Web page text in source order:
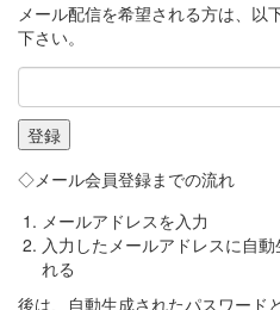
メール配信を希望される方は、以
下さい。
◇メール会員登録までの流れ
メールアドレスを入力
入力したメールアドレスに自
れる
後は、自動生成されたパスワード